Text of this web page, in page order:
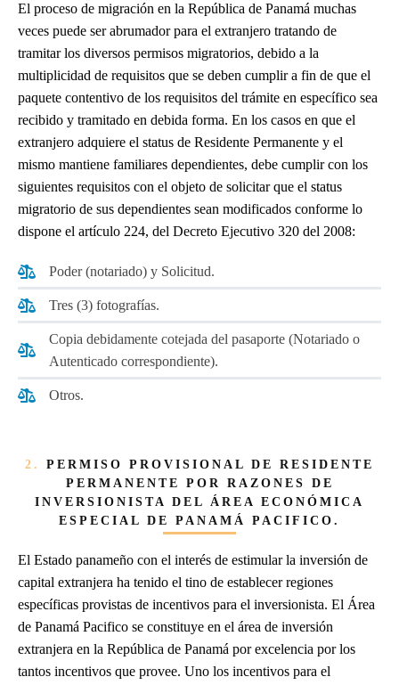
El proceso de migración en la República de Panamá muchas
veces puede ser abrumador para el extranjero tratando de
tramitar los diversos permisos migratorios, debido a la
multiplicidad de requisitos que se deben cumplir a fin de que el
paquete contentivo de los requisitos del trámite en específico sea
recibido y tramitado en debida forma. En los casos en que el
extranjero adquiere el status de Residente Permanente y el
mismo mantiene familiares dependientes, debe cumplir con los
siguientes requisitos con el objeto de solicitar que el status
migratorio de sus dependientes sean modificados conforme lo
dispone el artículo 224, del Decreto Ejecutivo 320 del 2008:
Poder (notariado) y Solicitud.
Tres (3) fotografías.
Copia debidamente cotejada del pasaporte (Notariado o
Autenticado correspondiente).
Otros.
2. PERMISO PROVISIONAL DE RESIDENTE
PERMANENTE POR RAZONES DE
INVERSIONISTA DEL ÁREA ECONÓMICA
ESPECIAL DE PANAMÁ PACIFICO.
El Estado panameño con el interés de estimular la inversión de
capital extranjera ha tenido el tino de establecer regiones
específicas provistas de incentivos para el inversionista. El Área
de Panamá Pacifico se constituye en el área de inversión
extranjera en la República de Panamá por excelencia por los
tantos incentivos que provee. Uno los incentivos para el